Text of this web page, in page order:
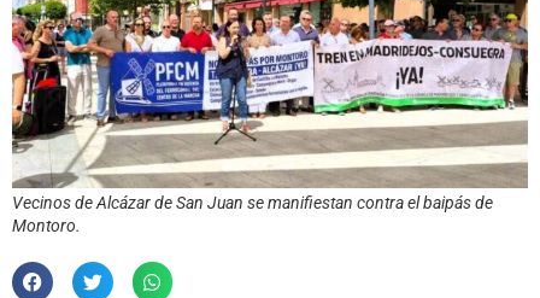
Vecinos de Alcázar de San Juan se manifiestan contra el baipás de
Montoro.